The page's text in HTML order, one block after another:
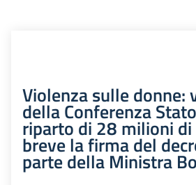
Violenza sulle donne:
della Conferenza
riparto di 28 milioni di
breve la firma del
parte della Ministra